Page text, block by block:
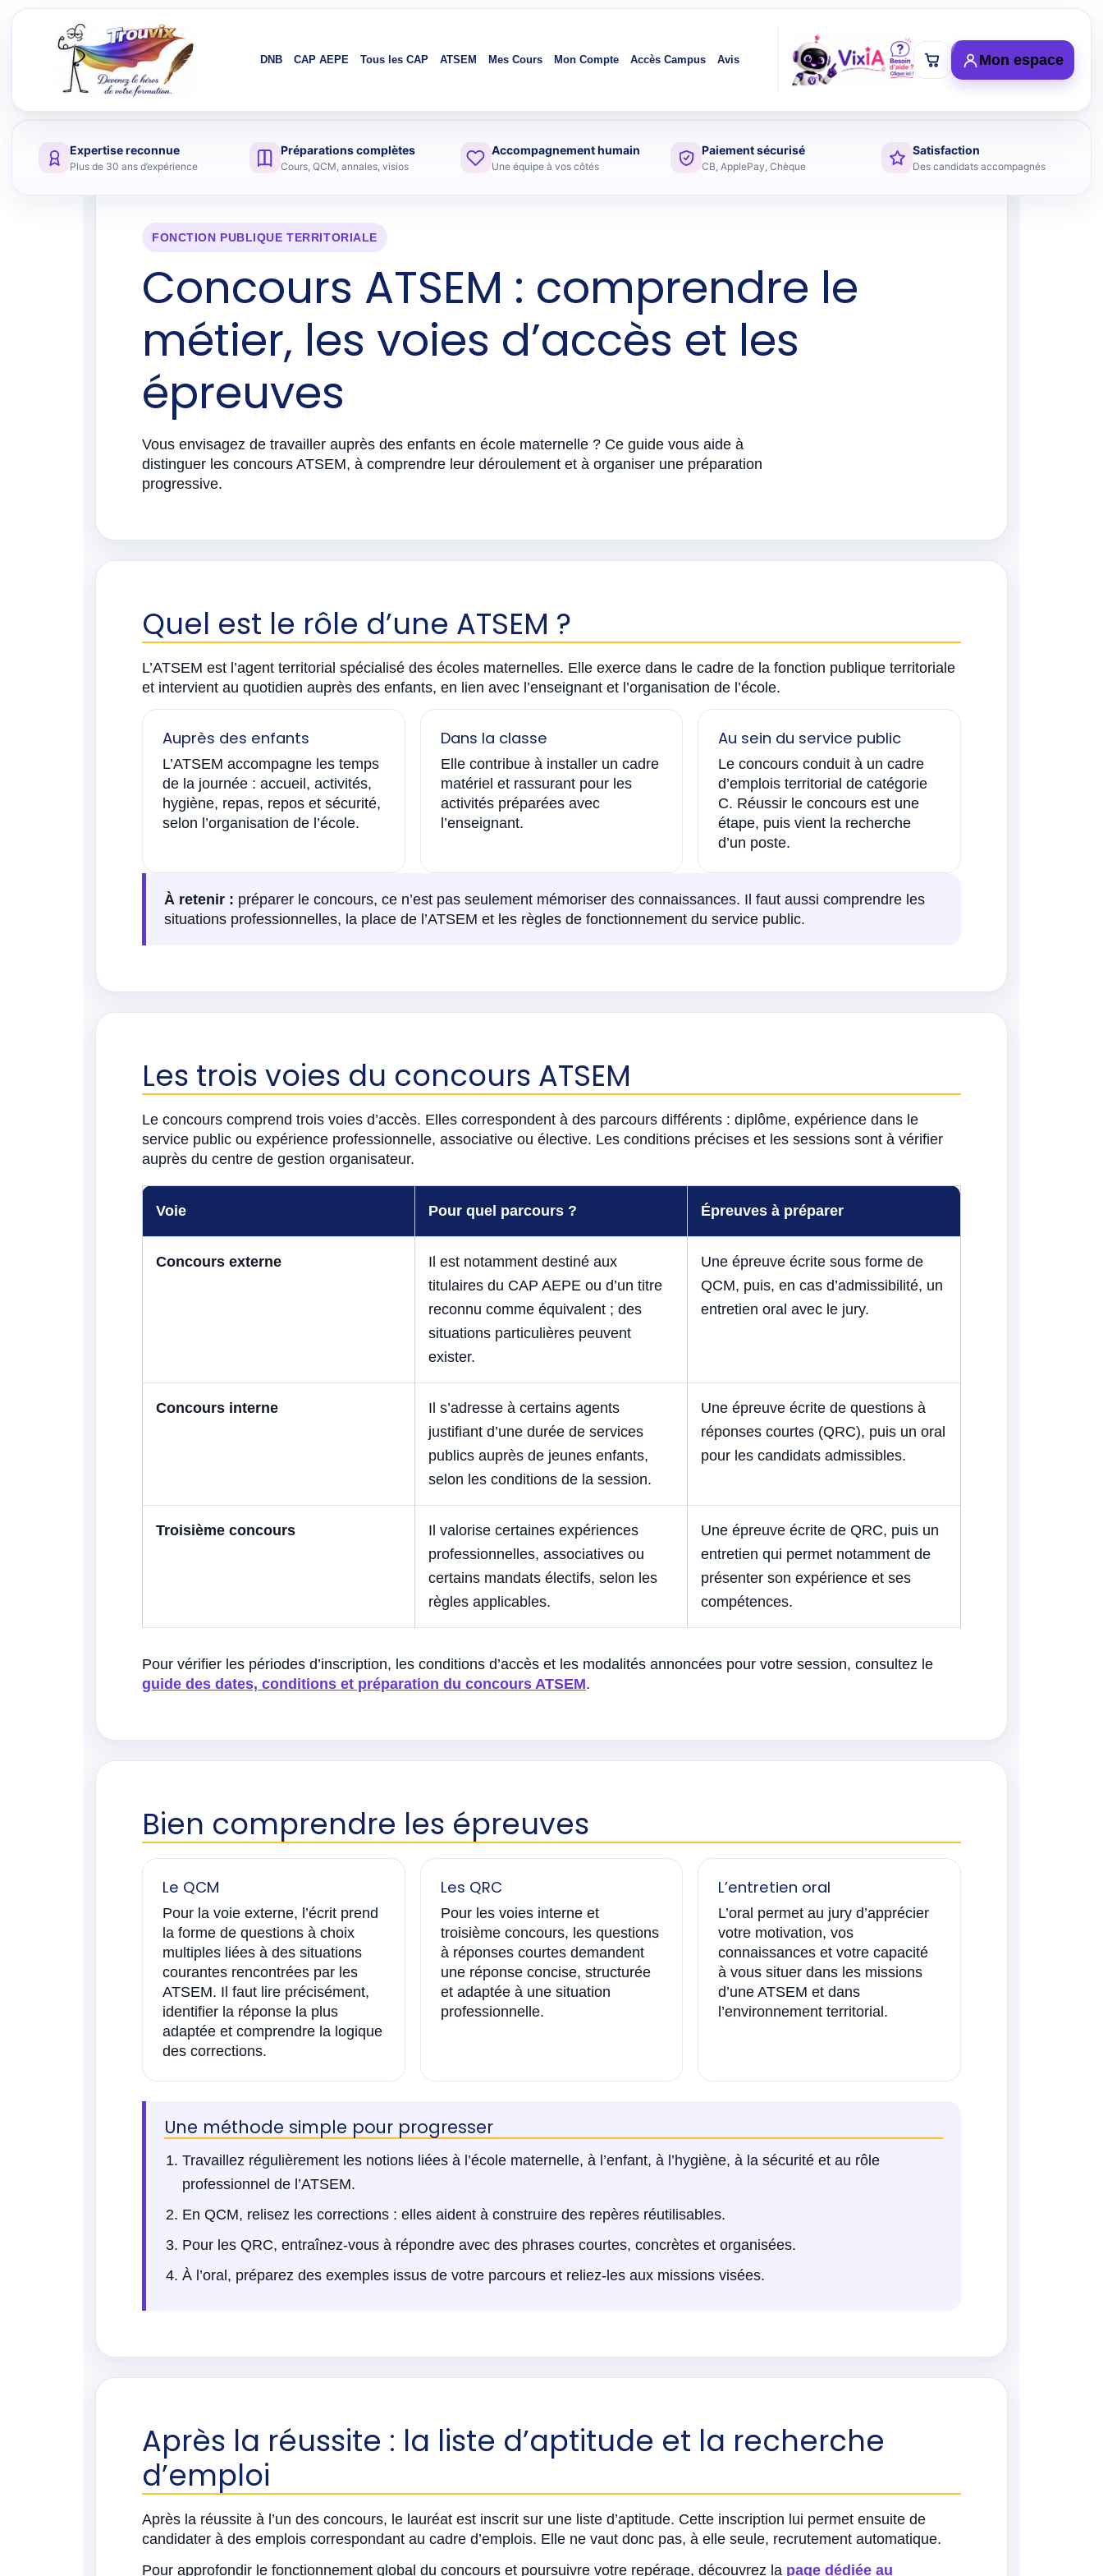
DNB CAP AEPE Tous les CAP ATSEM Mes Cours Mon Compte Accès Campus Avis Mon espace
Expertise reconnue
Plus de 30 ans d’expérience
Préparations complètes
Cours, QCM, annales, visios
Accompagnement humain
Une équipe à vos côtés
Paiement sécurisé
CB, ApplePay, Chèque
Satisfaction
Des candidats accompagnés
Aller au contenu
FONCTION PUBLIQUE TERRITORIALE
Concours ATSEM : comprendre le
métier, les voies d’accès et les
épreuves
Vous envisagez de travailler auprès des enfants en école maternelle ? Ce guide vous aide à
distinguer les concours ATSEM, à comprendre leur déroulement et à organiser une préparation
progressive.
Quel est le rôle d’une ATSEM ?
L’ATSEM est l’agent territorial spécialisé des écoles maternelles. Elle exerce dans le cadre de la fonction publique territoriale
et intervient au quotidien auprès des enfants, en lien avec l’enseignant et l’organisation de l’école.
Auprès des enfants
L’ATSEM accompagne les temps
de la journée : accueil, activités,
hygiène, repas, repos et sécurité,
selon l’organisation de l’école.
Dans la classe
Elle contribue à installer un cadre
matériel et rassurant pour les
activités préparées avec
l’enseignant.
Au sein du service public
Le concours conduit à un cadre
d’emplois territorial de catégorie
C. Réussir le concours est une
étape, puis vient la recherche
d’un poste.
À retenir : préparer le concours, ce n’est pas seulement mémoriser des connaissances. Il faut aussi comprendre les
situations professionnelles, la place de l’ATSEM et les règles de fonctionnement du service public.
Les trois voies du concours ATSEM
Le concours comprend trois voies d’accès. Elles correspondent à des parcours différents : diplôme, expérience dans le
service public ou expérience professionnelle, associative ou élective. Les conditions précises et les sessions sont à vérifier
auprès du centre de gestion organisateur.
Voie Pour quel parcours ? Épreuves à préparer
Concours externe
Il est notamment destiné aux
titulaires du CAP AEPE ou d’un titre
reconnu comme équivalent ; des
situations particulières peuvent
exister.
Une épreuve écrite sous forme de
QCM, puis, en cas d’admissibilité, un
entretien oral avec le jury.
Concours interne
Il s’adresse à certains agents
justifiant d’une durée de services
publics auprès de jeunes enfants,
selon les conditions de la session.
Une épreuve écrite de questions à
réponses courtes (QRC), puis un oral
pour les candidats admissibles.
Troisième concours
Il valorise certaines expériences
professionnelles, associatives ou
certains mandats électifs, selon les
règles applicables.
Une épreuve écrite de QRC, puis un
entretien qui permet notamment de
présenter son expérience et ses
compétences.
Pour vérifier les périodes d’inscription, les conditions d’accès et les modalités annoncées pour votre session, consultez le
guide des dates, conditions et préparation du concours ATSEM.
Bien comprendre les épreuves
Le QCM
Pour la voie externe, l’écrit prend
la forme de questions à choix
multiples liées à des situations
courantes rencontrées par les
ATSEM. Il faut lire précisément,
identifier la réponse la plus
adaptée et comprendre la logique
des corrections.
Les QRC
Pour les voies interne et
troisième concours, les questions
à réponses courtes demandent
une réponse concise, structurée
et adaptée à une situation
professionnelle.
L’entretien oral
L’oral permet au jury d’apprécier
votre motivation, vos
connaissances et votre capacité
à vous situer dans les missions
d’une ATSEM et dans
l’environnement territorial.
Une méthode simple pour progresser
Travaillez régulièrement les notions liées à l’école maternelle, à l’enfant, à l’hygiène, à la sécurité et au rôle
professionnel de l’ATSEM.
En QCM, relisez les corrections : elles aident à construire des repères réutilisables.
Pour les QRC, entraînez-vous à répondre avec des phrases courtes, concrètes et organisées.
À l’oral, préparez des exemples issus de votre parcours et reliez-les aux missions visées.
Après la réussite : la liste d’aptitude et la recherche
d’emploi
Après la réussite à l’un des concours, le lauréat est inscrit sur une liste d’aptitude. Cette inscription lui permet ensuite de
candidater à des emplois correspondant au cadre d’emplois. Elle ne vaut donc pas, à elle seule, recrutement automatique.
Pour approfondir le fonctionnement global du concours et poursuivre votre repérage, découvrez la page dédiée au